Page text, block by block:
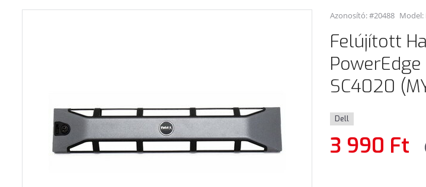
Azonosító: #20488 Model:
Felújított
SC4020
Dell
3 990 Ft